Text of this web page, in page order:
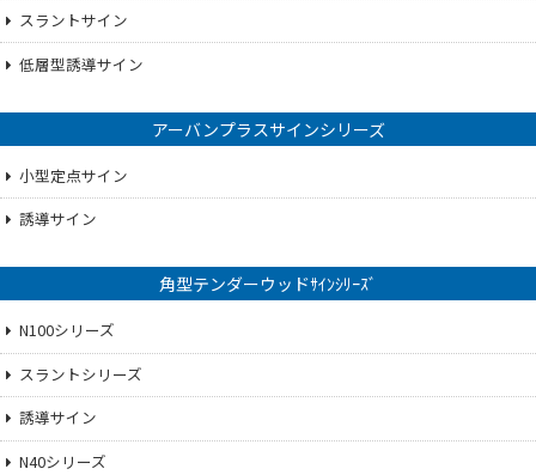
スラントサイン
低層型誘導サイン
アーバンプラスサインシリーズ
小型定点サイン
誘導サイン
角型テンダーウッドｻｲﾝｼﾘｰｽﾞ
N100シリーズ
スラントシリーズ
誘導サイン
N40シリーズ